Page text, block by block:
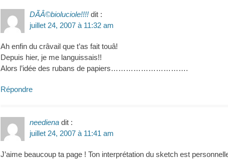
DÃÂ©bioluciole!!!! dit :
juillet 24, 2007 à 11:32 am
Ah enfin du crâvail que t’as fait touâ!
Depuis hier, je me languissais!!
Alors l’idée des rubans de papiers………………………….
Répondre
neediena dit :
juillet 24, 2007 à 11:41 am
J’aime beaucoup ta page ! Ton interprétation du sketch est